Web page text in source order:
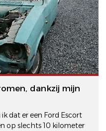
dankzij mijn
dat er een Ford Escort
op slechts 10 kilometer